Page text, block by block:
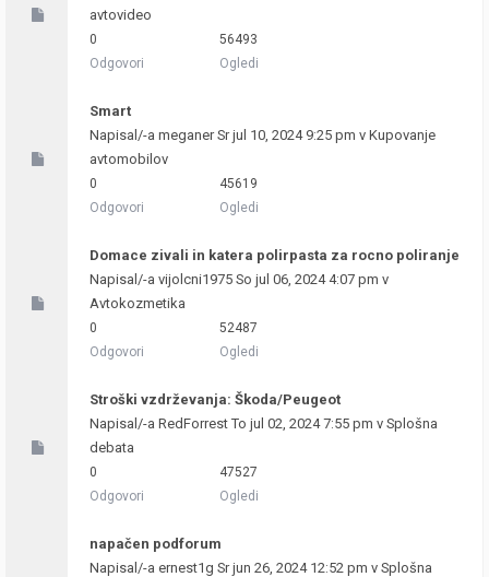
avtovideo
0
Odgovori
56493
Ogledi
Smart
Napisal/-a meganerSr jul 10, 2024 9:25 pm v Kupovanje
avtomobilov
0
Odgovori
45619
Ogledi
Domace zivali in katera polirpasta za rocno poliranje
Napisal/-a vijolcni1975 So jul 06, 2024 4:07 pm v
Avtokozmetika
0
Odgovori
52487
Ogledi
Stroški vzdrževanja: Škoda/Peugeot
Napisal/-a RedForrestTo jul 02, 2024 7:55 pm v Splošna
debata
0
Odgovori
47527
Ogledi
napačen podforum
Napisal/-a ernest1g Sr jun 26, 2024 12:52 pm v Splošna